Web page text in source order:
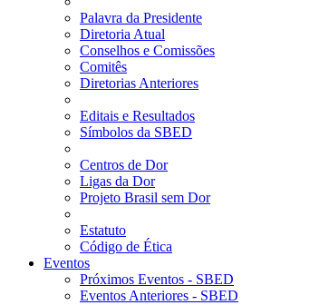
Palavra da Presidente
Diretoria Atual
Conselhos e Comissões
Comitês
Diretorias Anteriores
Editais e Resultados
Símbolos da SBED
Centros de Dor
Ligas da Dor
Projeto Brasil sem Dor
Estatuto
Código de Ética
Eventos
Próximos Eventos - SBED
Eventos Anteriores - SBED